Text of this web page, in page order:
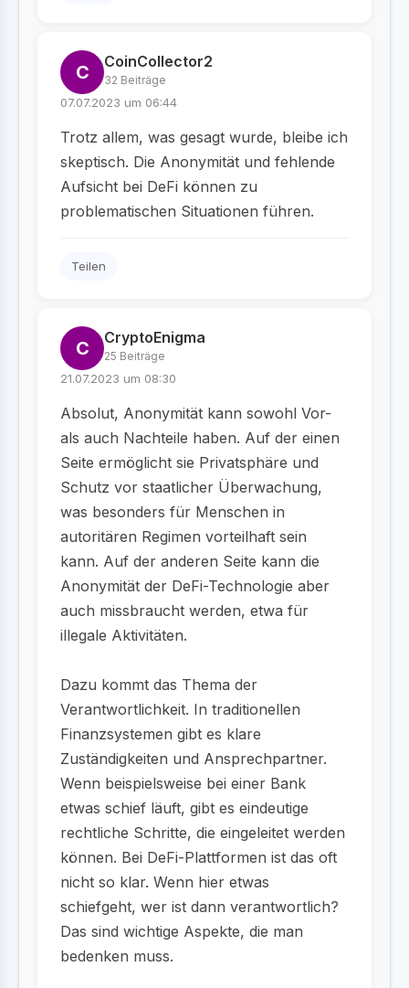
C CoinCollector2
32 Beiträge
07.07.2023 um 06:44
Trotz allem, was gesagt wurde, bleibe ich
skeptisch. Die Anonymität und fehlende
Aufsicht bei DeFi können zu
problematischen Situationen führen.
Teilen
C CryptoEnigma
25 Beiträge
21.07.2023 um 08:30
Absolut, Anonymität kann sowohl Vor-
als auch Nachteile haben. Auf der einen
Seite ermöglicht sie Privatsphäre und
Schutz vor staatlicher Überwachung,
was besonders für Menschen in
autoritären Regimen vorteilhaft sein
kann. Auf der anderen Seite kann die
Anonymität der DeFi-Technologie aber
auch missbraucht werden, etwa für
illegale Aktivitäten.
Dazu kommt das Thema der
Verantwortlichkeit. In traditionellen
Finanzsystemen gibt es klare
Zuständigkeiten und Ansprechpartner.
Wenn beispielsweise bei einer Bank
etwas schief läuft, gibt es eindeutige
rechtliche Schritte, die eingeleitet werden
können. Bei DeFi-Plattformen ist das oft
nicht so klar. Wenn hier etwas
schiefgeht, wer ist dann verantwortlich?
Das sind wichtige Aspekte, die man
bedenken muss.